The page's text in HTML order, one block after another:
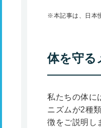
※本記事は、日本
体を守
私たちの体に
ニズムが2種
徴をご説明し